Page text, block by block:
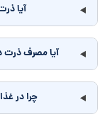
آیا
آیا مصرف ذرت
چرا در